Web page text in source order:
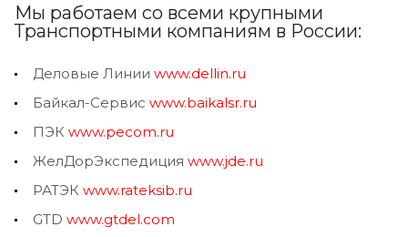
Мы работаем со всеми крупными
Транспортными компаниям в России:
Деловые Линии www.dellin.ru
Байкал-Сервис www.baikalsr.ru
ПЭК www.pecom.ru
ЖелДорЭкспедиция www.jde.ru
РАТЭК www.rateksib.ru
GTD www.gtdel.com